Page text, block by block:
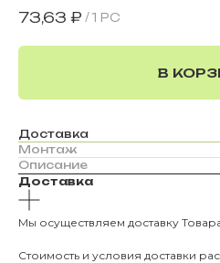
73,63 ₽ /1 PC
В
Доставка
Монтаж
Описание
Доставка
Мы осуществляем доставку
Стоимость и условия доставки